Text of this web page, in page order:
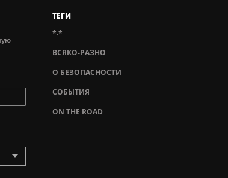
ТЕГИ
*.*
ВСЯКО-РАЗНО
О БЕЗОПАСНОСТИ
СОБЫТИЯ
ON THE ROAD